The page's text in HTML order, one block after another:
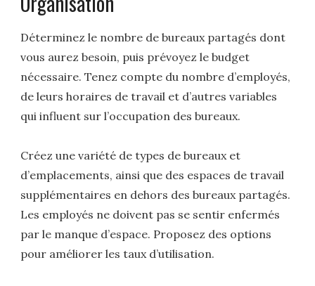
Déterminez le nombre de bureaux partagés dont
vous aurez besoin, puis prévoyez le budget
nécessaire. Tenez compte du nombre d’employés,
de leurs horaires de travail et d’autres variables
qui influent sur l’occupation des bureaux.
Créez une variété de types de bureaux et
d’emplacements, ainsi que des espaces de travail
supplémentaires en dehors des bureaux partagés.
Les employés ne doivent pas se sentir enfermés
par le manque d’espace. Proposez des options
pour améliorer les taux d’utilisation.